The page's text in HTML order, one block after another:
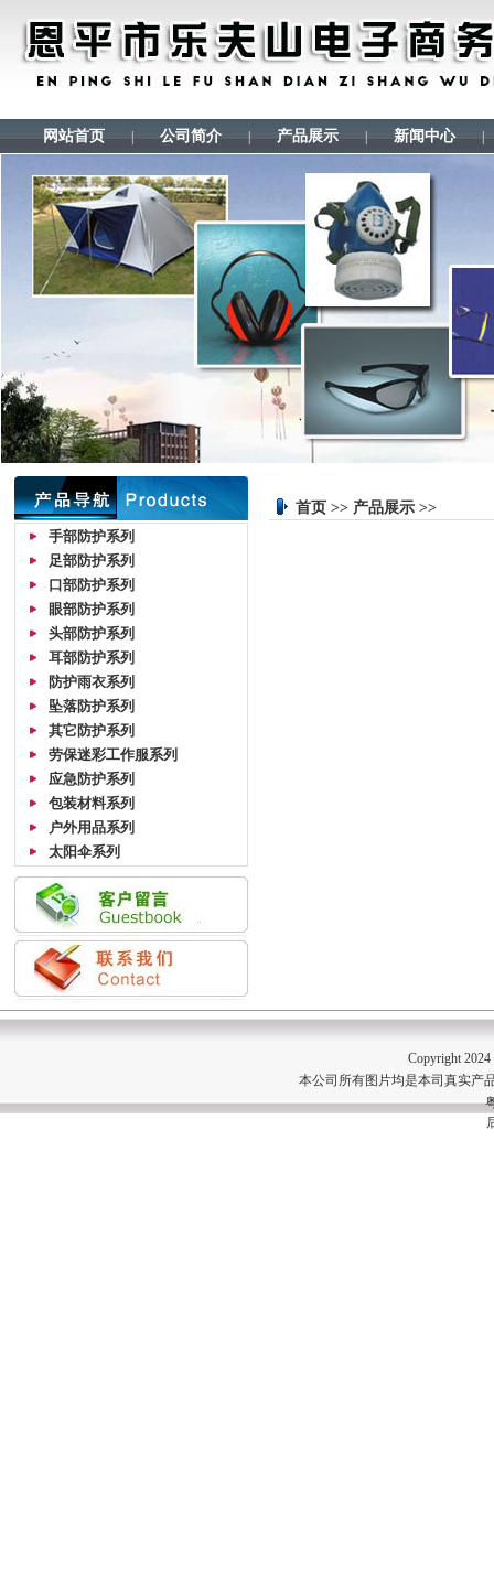
网站首页 公司简介| 产品展示 新闻中心
手部防护系列
足部防护系列
口部防护系列
眼部防护系列
头部防护系列
耳部防护系列
防护雨衣系列
坠落防护系列
其它防护系列
劳保迷彩工作服系列
应急防护系列
包装材料系列
户外用品系列
太阳伞系列
首页 >> 产品展示 >>
Copyright
本公司所有图片均是本司真实产